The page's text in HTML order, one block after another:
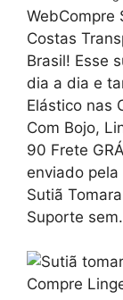
WebCompre
Costas
Brasil! Esse
dia a dia e
Elástico nas
Com Bojo,
90 Frete
enviado
Sutiã
Suporte sem.